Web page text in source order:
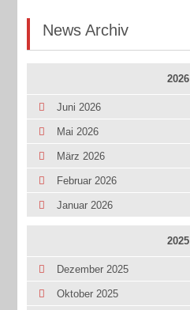
News Archiv
2026
Juni 2026
Mai 2026
März 2026
Februar 2026
Januar 2026
2025
Dezember 2025
Oktober 2025